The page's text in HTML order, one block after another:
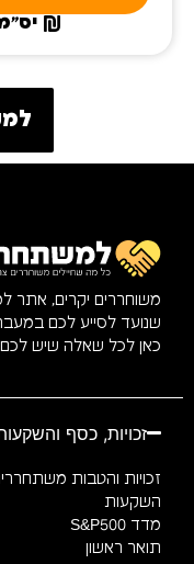
משוחררים יקרים, אתר
שנועד לסייע לכם
כאן לכל שאלה שיש לכם
זכויות, כסף
זכויות והטבות
השקעות
מדד S&P500
תואר ראשון